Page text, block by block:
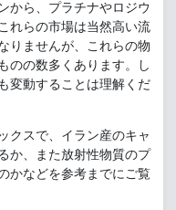
から、プラチナやロジウ
れらの市場は当然高い流
りませんが、これらの物
のの数多くあります。し
変動することは理解くだ
クスで、イラン産のキャ
か、また放射性物質のプ
かなどを参考までにご覧